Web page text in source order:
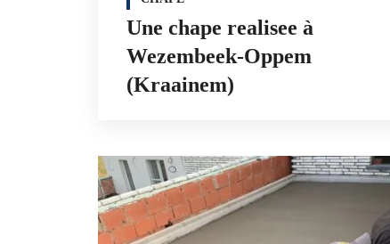
Une chape realisee à
Wezembeek-Oppem
(Kraainem)